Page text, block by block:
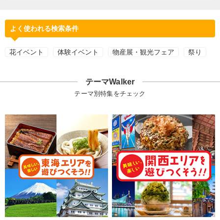
よく使われる検索条件
花イベント 体験イベント 物産展・観光フェア 祭り
テーマWalker
テーマ別特集をチェック